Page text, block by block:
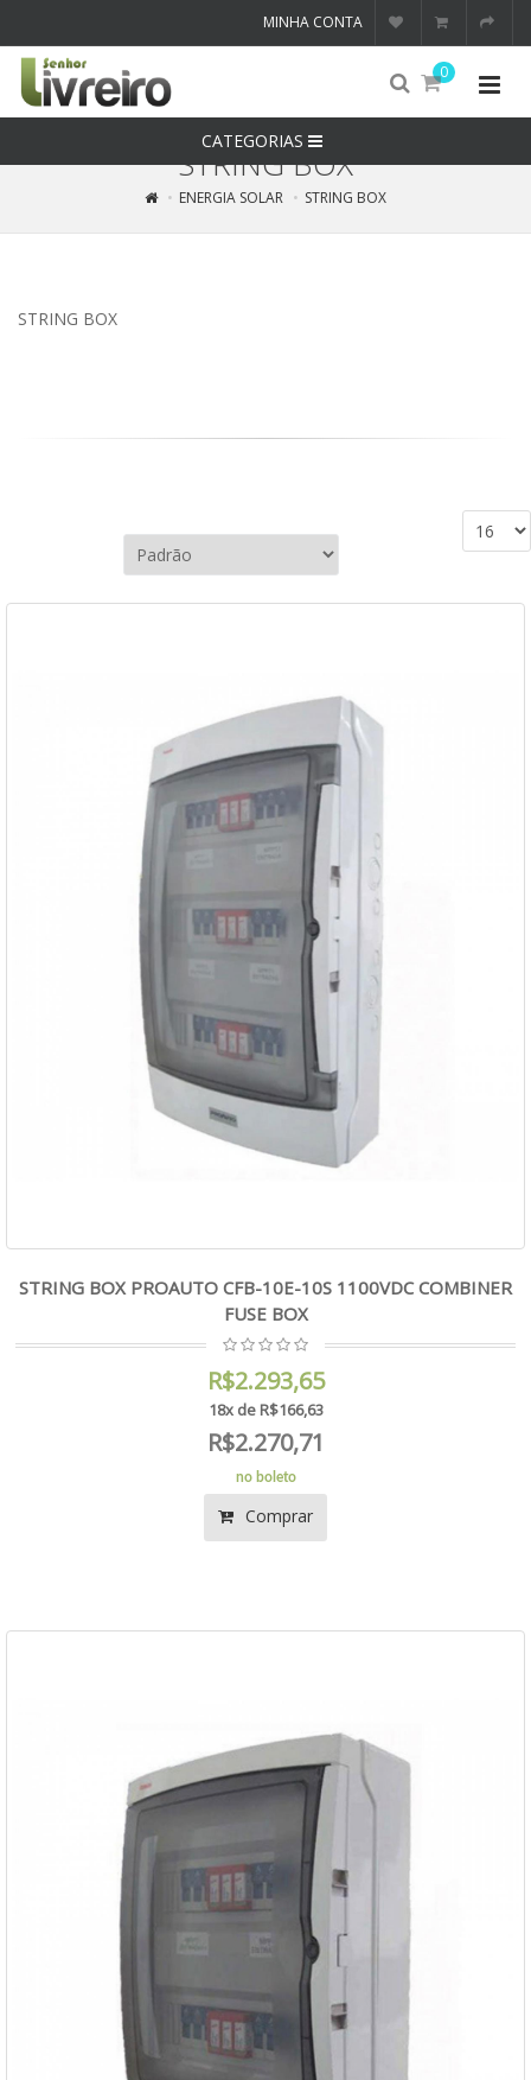
MINHA CONTA
0
CATEGORIAS
STRING BOX
ENERGIA SOLAR STRING BOX
STRING BOX
STRING BOX PROAUTO CFB-10E-10S 1100VDC COMBINER
FUSE BOX
R$2.293,65
18x de R$166,63
R$2.270,71
no boleto
Comprar